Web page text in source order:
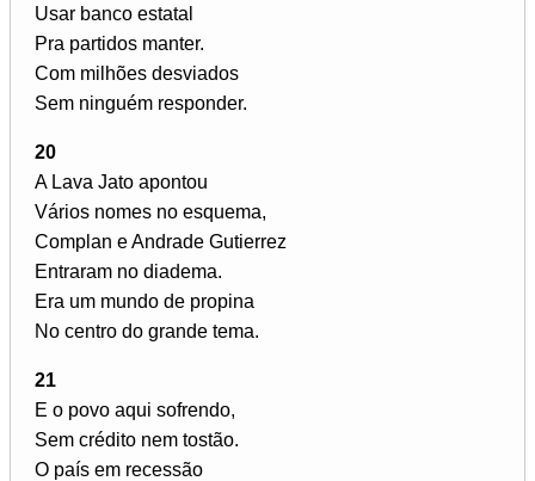
Usar banco estatal
Pra partidos manter.
Com milhões desviados
Sem ninguém responder.
20
A Lava Jato apontou
Vários nomes no esquema,
Complan e Andrade Gutierrez
Entraram no diadema.
Era um mundo de propina
No centro do grande tema.
21
E o povo aqui sofrendo,
Sem crédito nem tostão.
O país em recessão